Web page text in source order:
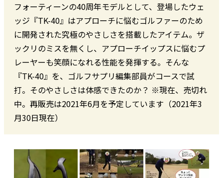
フォーティーンの40周年モデルとして、登場したウェ
ッジ『TK-40』はアプローチに悩むゴルファーのため
に開発された究極のやさしさを搭載したアイテム。ザ
ックリのミスを無くし、アプローチイップスに悩むプ
レーヤーも笑顔になれる性能を発揮する。そんな
『TK-40』を、ゴルフサプリ編集部員がコースで試
打。そのやさしさは体感できたのか？ ※現在、売切れ
中。再販売は2021年6月を予定しています（2021年3
月30日現在）